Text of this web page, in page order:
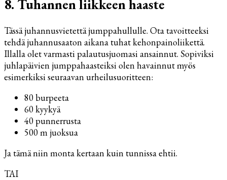
8. Tuhannen liikkeen haaste
Tässä juhannusvietettä jumppahullulle. Ota tavoitteeksi
tehdä juhannusaaton aikana tuhat kehonpainoliikettä.
Illalla olet varmasti palautusjuomasi ansainnut. Sopiviksi
juhlapäivien jumppahaasteiksi olen havainnut myös
esimerkiksi seuraavan urheilusuoritteen:
80 burpeeta
60 kyykyä
40 punnerrusta
500 m juoksua
Ja tämä niin monta kertaan kuin tunnissa ehtii.
TAI